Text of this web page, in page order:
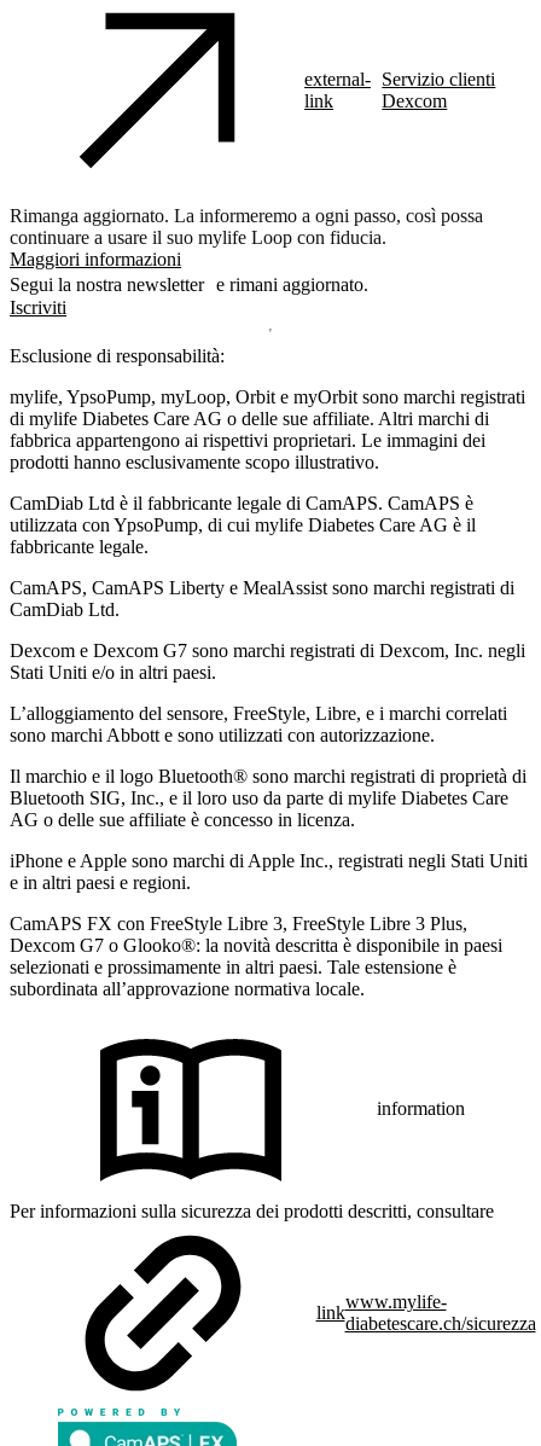
external-
link
Servizio clienti
Dexcom
Rimanga aggiornato. La informeremo a ogni passo, così possa
continuare a usare il suo mylife Loop con fiducia.
Maggiori informazioni
Segui la nostra newsletter e rimani aggiornato.
Iscriviti
Esclusione di responsabilità:
mylife, YpsoPump, myLoop, Orbit e myOrbit sono marchi registrati
di mylife Diabetes Care AG o delle sue affiliate. Altri marchi di
fabbrica appartengono ai rispettivi proprietari. Le immagini dei
prodotti hanno esclusivamente scopo illustrativo.
CamDiab Ltd è il fabbricante legale di CamAPS. CamAPS è
utilizzata con YpsoPump, di cui mylife Diabetes Care AG è il
fabbricante legale.
CamAPS, CamAPS Liberty e MealAssist sono marchi registrati di
CamDiab Ltd.
Dexcom e Dexcom G7 sono marchi registrati di Dexcom, Inc. negli
Stati Uniti e/o in altri paesi.
L’alloggiamento del sensore, FreeStyle, Libre, e i marchi correlati
sono marchi Abbott e sono utilizzati con autorizzazione.
Il marchio e il logo Bluetooth® sono marchi registrati di proprietà di
Bluetooth SIG, Inc., e il loro uso da parte di mylife Diabetes Care
AG o delle sue affiliate è concesso in licenza.
iPhone e Apple sono marchi di Apple Inc., registrati negli Stati Uniti
e in altri paesi e regioni.
CamAPS FX con FreeStyle Libre 3, FreeStyle Libre 3 Plus,
Dexcom G7 o Glooko®: la novità descritta è disponibile in paesi
selezionati e prossimamente in altri paesi. Tale estensione è
subordinata all’approvazione normativa locale.
information
Per informazioni sulla sicurezza dei prodotti descritti, consultare
link
www.mylife-
diabetescare.ch/sicurezza